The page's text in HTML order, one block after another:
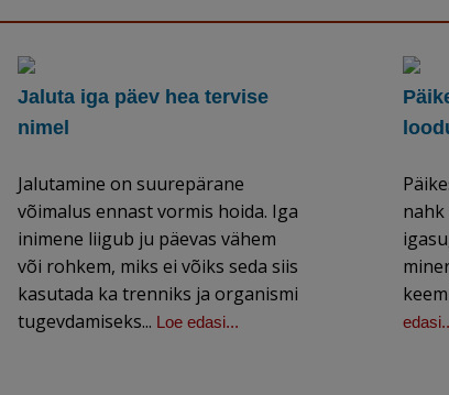
Jaluta iga päev hea tervise
nimel
Jalutamine on suurepärane
võimalus ennast vormis hoida. Iga
inimene liigub ju päevas vähem
või rohkem, miks ei võiks seda siis
kasutada ka trenniks ja organismi
tugevdamiseks... Loe edasi...